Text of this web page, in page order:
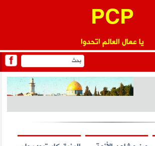
PCP
يا عمال العالم اتحدوا